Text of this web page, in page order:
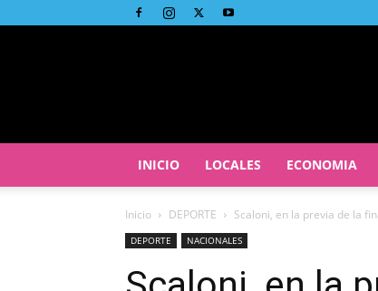
INICIO LOCALES ECONOMIA
Inicio DEPORTE Scaloni, en la previa de la
DEPORTE NACIONALES